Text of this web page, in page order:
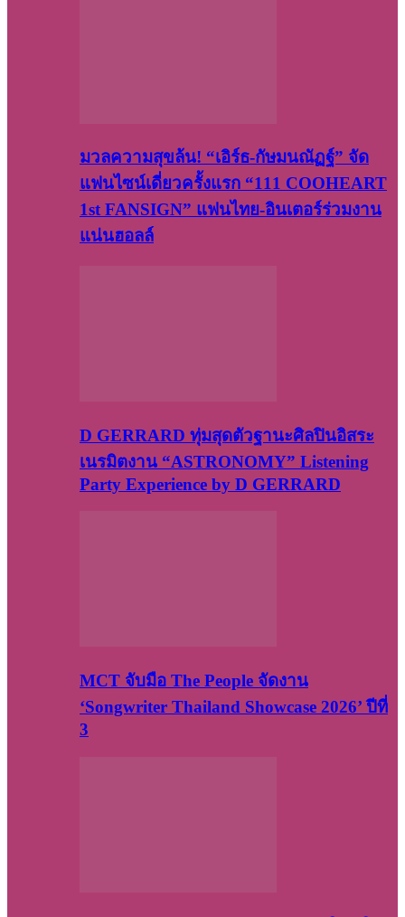
มวลความสุขล้น! “เอิร์ธ-กัษมนณัฏฐ์” จัด
แฟนไซน์เดี่ยวครั้งแรก “111 COOHEART
1st FANSIGN” แฟนไทย-อินเตอร์ร่วมงาน
แน่นฮอลล์
D GERRARD ทุ่มสุดตัวฐานะศิลปินอิสระ
เนรมิตงาน “ASTRONOMY” Listening
Party Experience by D GERRARD
MCT จับมือ The People จัดงาน
‘Songwriter Thailand Showcase 2026’ ปีที่
3